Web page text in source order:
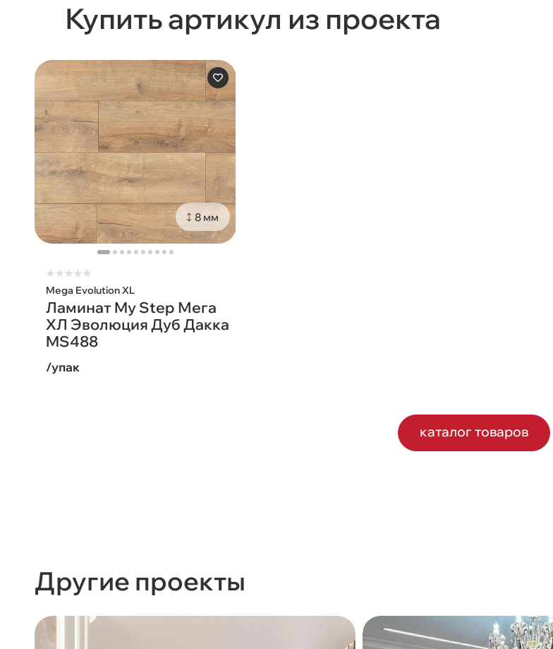
Купить артикул из проекта
8 мм
★★★★★
Mega Evolution XL
Ламинат My Step Мега
ХЛ Эволюция Дуб Дакка
MS488
/упак
каталог товаров
Другие проекты